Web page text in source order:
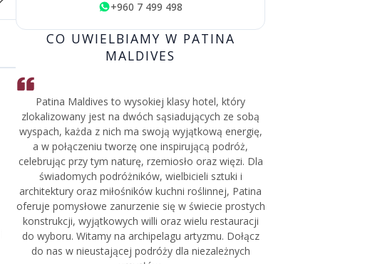
+960 7 499 498
CO UWIELBIAMY W PATINA
MALDIVES
Patina Maldives to wysokiej klasy hotel, który
zlokalizowany jest na dwóch sąsiadujących ze sobą
wyspach, każda z nich ma swoją wyjątkową energię,
a w połączeniu tworzę one inspirującą podróż,
celebrując przy tym naturę, rzemiosło oraz więzi. Dla
świadomych podróżników, wielbicieli sztuki i
architektury oraz miłośników kuchni roślinnej, Patina
oferuje pomysłowe zanurzenie się w świecie prostych
konstrukcji, wyjątkowych willi oraz wielu restauracji
do wyboru. Witamy na archipelagu artyzmu. Dołącz
do nas w nieustającej podróży dla niezależnych